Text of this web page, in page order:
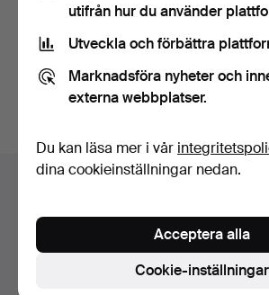
Du kan också söka ivårt arkiv med
Sidfotsnavigation
utifrån hur du använder
Utveckla och förbättra
Marknadsföra nyheter och
externa webbplatser.
Du kan läsa mer i vår
dina cookieinställningar nedan.
Cookie-inställningar
Acceptera alla